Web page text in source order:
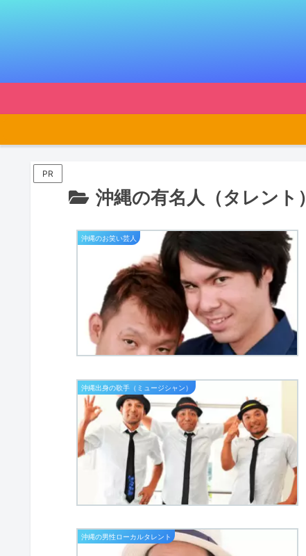
PR
沖縄の有名人（タレント）
沖縄のお笑い芸人
沖縄出身の歌手（ミュージシャン）
沖縄の男性ローカルタレント